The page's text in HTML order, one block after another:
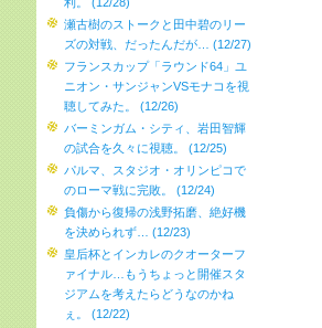
瀬古樹のストークと田中碧のリー
ズの対戦、だったんだが… (12/27)
フランスカップ「ラウンド64」ユ
ニオン・サンジャンVSモナコを視
聴してみた。 (12/26)
バーミンガム・シティ、岩田智輝
の試合を久々に視聴。 (12/25)
パルマ、スタジオ・オリンピコで
のローマ戦に完敗。 (12/24)
負傷から復帰の浅野拓磨、絶好機
を決められず… (12/23)
皇后杯とインカレのクオーターフ
ァイナル…もうちょっと開催スタ
ジアムを考えたらどうなのかね
ぇ。 (12/22)